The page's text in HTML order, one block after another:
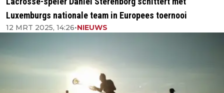
Luxemburgs nationale team in Europees toernooi
12 MRT 2025, 14:26•NIEUWS